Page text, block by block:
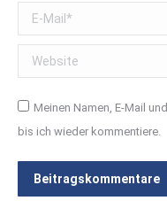
E-Mail *
Website
Meinen Namen, E-Mail
bis ich wieder kommentiere.
Beitragskommentare